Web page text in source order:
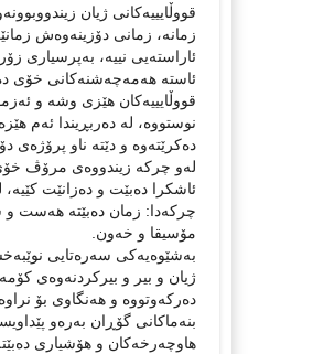
قووڵایییەكانی ژیان
زمانە، زمانی دۆزینەوەش
ئاراستەیی نییە، بەپرسیاری
ئاستە هەمەچەشنەكانی خۆی
قووڵایییەكان هێزی وشە و
نوستووە، لە دەربڕیندا ئەم
دەكرێتەوە و دێتە ناو پرۆژەی
لەو چركە زیندووەی مرۆڤ
ئاشكرا دەبێت و دەزانێت كێیە،
چركەدا: زمان دەبێتە هەست
مۆسیقا و خەون.
بەشێوەیەكی سەرەتایی
ژیان و بیر و بیركردنەوەی
دەركەوتووە و هەنگاوی بۆ
بنەماكانی گۆڕان بەرەو
هاوچەرخەكان و هۆشیاری